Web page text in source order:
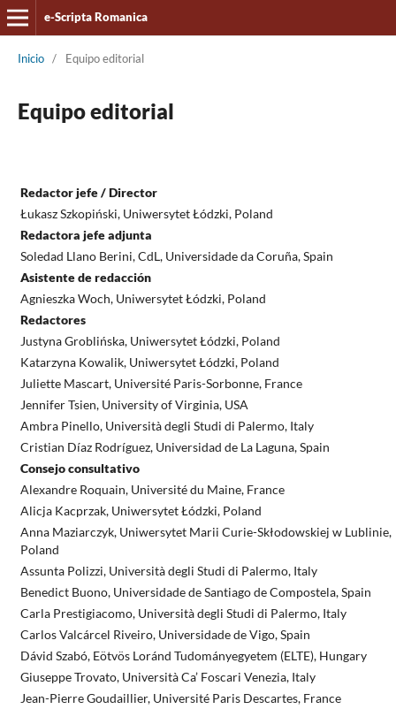
e-Scripta Romanica
Inicio / Equipo editorial
Equipo editorial
Redactor jefe / Director
Łukasz Szkopiński, Uniwersytet Łódzki, Poland
Redactora jefe adjunta
Soledad Llano Berini, CdL, Universidade da Coruña, Spain
Asistente de redacción
Agnieszka Woch, Uniwersytet Łódzki, Poland
Redactores
Justyna Groblińska, Uniwersytet Łódzki, Poland
Katarzyna Kowalik, Uniwersytet Łódzki, Poland
Juliette Mascart, Université Paris-Sorbonne, France
Jennifer Tsien, University of Virginia, USA
Ambra Pinello, Università degli Studi di Palermo, Italy
Cristian Díaz Rodríguez, Universidad de La Laguna, Spain
Consejo consultativo
Alexandre Roquain, Université du Maine, France
Alicja Kacprzak, Uniwersytet Łódzki, Poland
Anna Maziarczyk, Uniwersytet Marii Curie-Skłodowskiej w Lublinie,
Poland
Assunta Polizzi, Università degli Studi di Palermo, Italy
Benedict Buono, Universidade de Santiago de Compostela, Spain
Carla Prestigiacomo, Università degli Studi di Palermo, Italy
Carlos Valcárcel Riveiro, Universidade de Vigo, Spain
Dávid Szabó, Eötvös Loránd Tudományegyetem (ELTE), Hungary
Giuseppe Trovato, Università Ca’ Foscari Venezia, Italy
Jean-Pierre Goudaillier, Université Paris Descartes, France